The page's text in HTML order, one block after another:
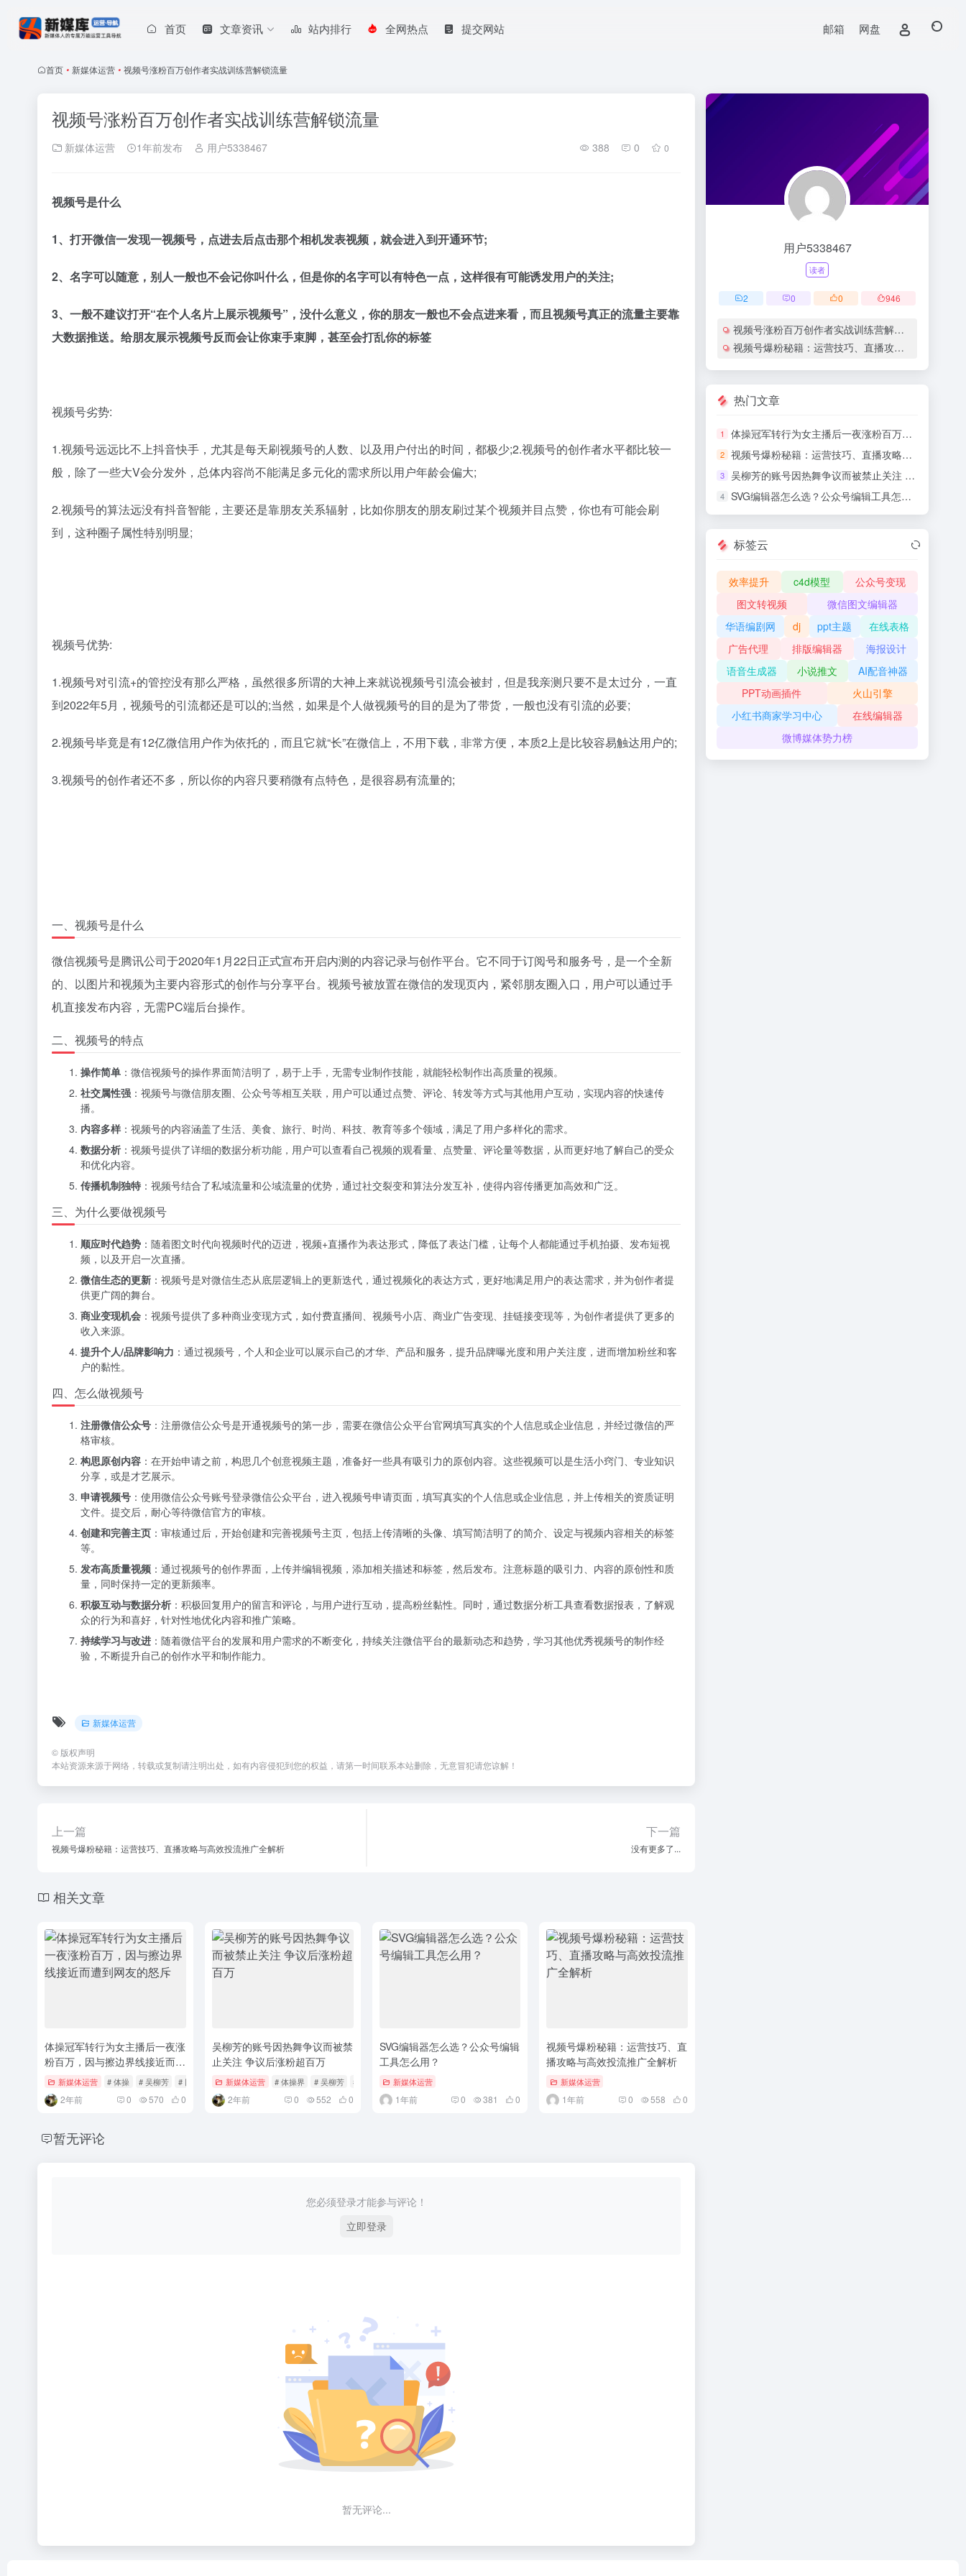
首页 文章资讯 站内排行 全网热点 提交网站 邮箱 网盘
首页 • 新媒体运营 • 视频号涨粉百万创作者实战训练营解锁流量
视频号涨粉百万创作者实战训练营解锁流量
新媒体运营 1年前发布 用户5338467 388 0 0
视频号是什么
1、打开微信一发现一视频号，点进去后点击那个相机发表视频，就会进入到开通环节;
2、名字可以随意，别人一般也不会记你叫什么，但是你的名字可以有特色一点，这样很有可能诱发用户的关注;
3、一般不建议打开“在个人名片上展示视频号”，没什么意义，你的朋友一般也不会点进来看，而且视频号真正的流量主要靠
大数据推送。给朋友展示视频号反而会让你束手束脚，甚至会打乱你的标签
视频号劣势:
1.视频号远远比不上抖音快手，尤其是每天刷视频号的人数、以及用户付出的时间，都极少;2.视频号的创作者水平都比较一
般，除了一些大V会分发外，总体内容尚不能满足多元化的需求所以用户年龄会偏大;
2.视频号的算法远没有抖音智能，主要还是靠朋友关系辐射，比如你朋友的朋友刷过某个视频并目点赞，你也有可能会刷
到，这种圈子属性特别明显;
视频号优势:
1.视频号对引流+的管控没有那么严格，虽然很多所谓的大神上来就说视频号引流会被封，但是我亲测只要不是太过分，一直
到2022年5月，视频号的引流都还是可以的;当然，如果是个人做视频号的目的是为了带货，一般也没有引流的必要;
2.视频号毕竟是有12亿微信用户作为依托的，而且它就“长”在微信上，不用下载，非常方便，本质2上是比较容易触达用户的;
3.视频号的创作者还不多，所以你的内容只要稍微有点特色，是很容易有流量的;
一、视频号是什么
微信视频号是腾讯公司于2020年1月22日正式宣布开启内测的内容记录与创作平台。它不同于订阅号和服务号，是一个全新
的、以图片和视频为主要内容形式的创作与分享平台。视频号被放置在微信的发现页内，紧邻朋友圈入口，用户可以通过手
机直接发布内容，无需PC端后台操作。
二、视频号的特点
操作简单 ：微信视频号的操作界面简洁明了，易于上手，无需专业制作技能，就能轻松制作出高质量的视频。
社交属性强 ：视频号与微信朋友圈、公众号等相互关联，用户可以通过点赞、评论、转发等方式与其他用户互动，实现内容的快速传
播。
内容多样 ：视频号的内容涵盖了生活、美食、旅行、时尚、科技、教育等多个领域，满足了用户多样化的需求。
数据分析 ：视频号提供了详细的数据分析功能，用户可以查看自己视频的观看量、点赞量、评论量等数据，从而更好地了解自己的受众
和优化内容。
传播机制独特 ：视频号结合了私域流量和公域流量的优势，通过社交裂变和算法分发互补，使得内容传播更加高效和广泛。
三、为什么要做视频号
顺应时代趋势 ：随着图文时代向视频时代的迈进，视频+直播作为表达形式，降低了表达门槛，让每个人都能通过手机拍摄、发布短视
频，以及开启一次直播。
微信生态的更新 ：视频号是对微信生态从底层逻辑上的更新迭代，通过视频化的表达方式，更好地满足用户的表达需求，并为创作者提
供更广阔的舞台。
商业变现机会 ：视频号提供了多种商业变现方式，如付费直播间、视频号小店、商业广告变现、挂链接变现等，为创作者提供了更多的
收入来源。
提升个人/品牌影响力 ：通过视频号，个人和企业可以展示自己的才华、产品和服务，提升品牌曝光度和用户关注度，进而增加粉丝和客
户的黏性。
四、怎么做视频号
注册微信公众号 ：注册微信公众号是开通视频号的第一步，需要在微信公众平台官网填写真实的个人信息或企业信息，并经过微信的严
格审核。
构思原创内容 ：在开始申请之前，构思几个创意视频主题，准备好一些具有吸引力的原创内容。这些视频可以是生活小窍门、专业知识
分享，或是才艺展示。
申请视频号 ：使用微信公众号账号登录微信公众平台，进入视频号申请页面，填写真实的个人信息或企业信息，并上传相关的资质证明
文件。提交后，耐心等待微信官方的审核。
创建和完善主页 ：审核通过后，开始创建和完善视频号主页，包括上传清晰的头像、填写简洁明了的简介、设定与视频内容相关的标签
等。
发布高质量视频 ：通过视频号的创作界面，上传并编辑视频，添加相关描述和标签，然后发布。注意标题的吸引力、内容的原创性和质
量，同时保持一定的更新频率。
积极互动与数据分析 ：积极回复用户的留言和评论，与用户进行互动，提高粉丝黏性。同时，通过数据分析工具查看数据报表，了解观
众的行为和喜好，针对性地优化内容和推广策略。
持续学习与改进 ：随着微信平台的发展和用户需求的不断变化，持续关注微信平台的最新动态和趋势，学习其他优秀视频号的制作经
验，不断提升自己的创作水平和制作能力。
新媒体运营
© 版权声明
本站资源来源于网络，转载或复制请注明出处，如有内容侵犯到您的权益，请第一时间联系本站删除，无意冒犯请您谅解！
上一篇
视频号爆粉秘籍：运营技巧、直播攻略与高效投流推广全解析
下一篇
没有更多了...
相关文章
体操冠军转行为女主播后一夜涨
粉百万，因与擦边界线接近而遭
到网友的怒斥
新媒体运营 # 体操 # 吴柳芳 # 网红主播
2年前 0 570 0
吴柳芳的账号因热舞争议而被禁
止关注 争议后涨粉超百万
新媒体运营 # 体操界 # 吴柳芳 # 社交媒体
2年前 0 552 0
SVG编辑器怎么选？公众号编辑
工具怎么用？
新媒体运营
1年前 0 381 0
视频号爆粉秘籍：运营技巧、直
播攻略与高效投流推广全解析
新媒体运营
1年前 0 558 0
暂无评论
您必须登录才能参与评论！
立即登录
暂无评论...
用户5338467
读者
2 0 0 946
视频号涨粉百万创作者实战训练营解锁流量
视频号爆粉秘籍：运营技巧、直播攻略与高效投流推广全解析
热门文章
1 体操冠军转行为女主播后一夜涨粉百万，因与擦边界线接近而遭到网友的怒斥
2 视频号爆粉秘籍：运营技巧、直播攻略与高效投流推广全解析
3 吴柳芳的账号因热舞争议而被禁止关注 争议后涨粉超百万
4 SVG编辑器怎么选？公众号编辑工具怎么用？
标签云
效率提升 c4d模型
公众号变现
图文转视频
微信图文编辑器
华语编剧网
dj ppt主题
在线表格
广告代理
排版编辑器
海报设计
语音生成器
小说推文
AI配音神器
PPT动画插件
火山引擎
小红书商家学习中心
在线编辑器
微博媒体势力榜